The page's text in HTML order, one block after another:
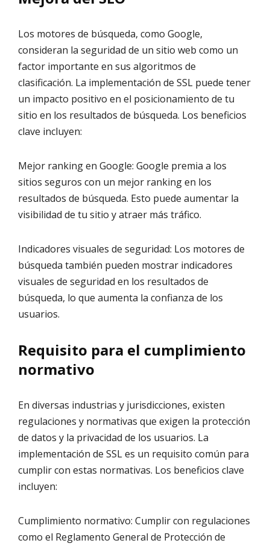
Los motores de búsqueda, como Google,
consideran la seguridad de un sitio web como un
factor importante en sus algoritmos de
clasificación. La implementación de SSL puede tener
un impacto positivo en el posicionamiento de tu
sitio en los resultados de búsqueda. Los beneficios
clave incluyen:
Mejor ranking en Google: Google premia a los
sitios seguros con un mejor ranking en los
resultados de búsqueda. Esto puede aumentar la
visibilidad de tu sitio y atraer más tráfico.
Indicadores visuales de seguridad: Los motores de
búsqueda también pueden mostrar indicadores
visuales de seguridad en los resultados de
búsqueda, lo que aumenta la confianza de los
usuarios.
Requisito para el cumplimiento
normativo
En diversas industrias y jurisdicciones, existen
regulaciones y normativas que exigen la protección
de datos y la privacidad de los usuarios. La
implementación de SSL es un requisito común para
cumplir con estas normativas. Los beneficios clave
incluyen:
Cumplimiento normativo: Cumplir con regulaciones
como el Reglamento General de Protección de